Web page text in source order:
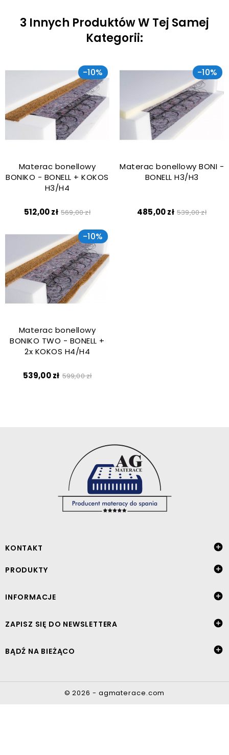
3 Innych Produktów W Tej Samej
Kategorii:
-10%
Materac bonellowy
BONIKO - BONELL + KOKOS
H3/H4
Cena
512,00 zł Cena
569,00 zł
-10%
Materac bonellowy BONI -
BONELL H3/H3
Cena
485,00 zł Cena
539,00 zł
-10%
Materac bonellowy
BONIKO TWO - BONELL +
2x KOKOS H4/H4
Cena
539,00 zł Cena
599,00 zł
KONTAKT 
PRODUKTY 
INFORMACJE 
ZAPISZ SIĘ DO NEWSLETTERA 
BĄDŹ NA BIEŻĄCO 
© 2026 - agmaterace.com